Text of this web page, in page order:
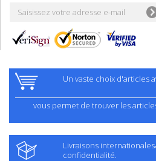
Un vaste choix d'articles
vous permet de trouver les
Livraisons
confidentialité.